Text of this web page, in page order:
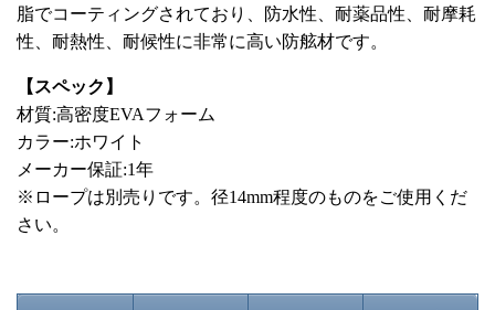
脂でコーティングされており、防水性、耐薬品性、耐摩耗
性、耐熱性、耐候性に非常に高い防舷材です。
【スペック】
材質:高密度EVAフォーム
カラー:ホワイト
メーカー保証:1年
※ロープは別売りです。径14mm程度のものをご使用くだ
さい。